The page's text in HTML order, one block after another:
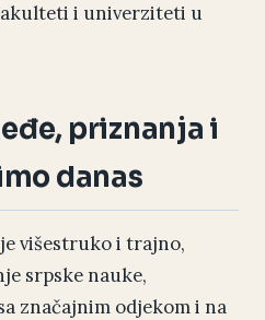
i univerziteti u
priznanja i
danas
višestruko i trajno,
srpske nauke,
značajnim odjekom i na